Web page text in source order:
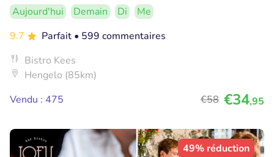
Aujourd'hui Demain Di
Me
9.7
Parfait • 599 commentaires
Bistro Kees
Hengelo (85km)
Vendu : 475
€58 €34,95
49% réduction